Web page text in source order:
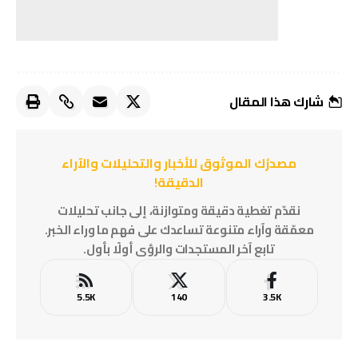
شارك هذا المقال
مصدرُك الموثوق للأخبار والتحليلات والآراء
الدقيقة!
نقدّم تغطية دقيقة ومتوازنة، إلى جانب تحليلات
معمّقة وآراء متنوعة تساعدك على فهم ما وراء الخبر.
تابع آخر المستجدات والرؤى أولًا بأول.
3.5K
140
5.5K